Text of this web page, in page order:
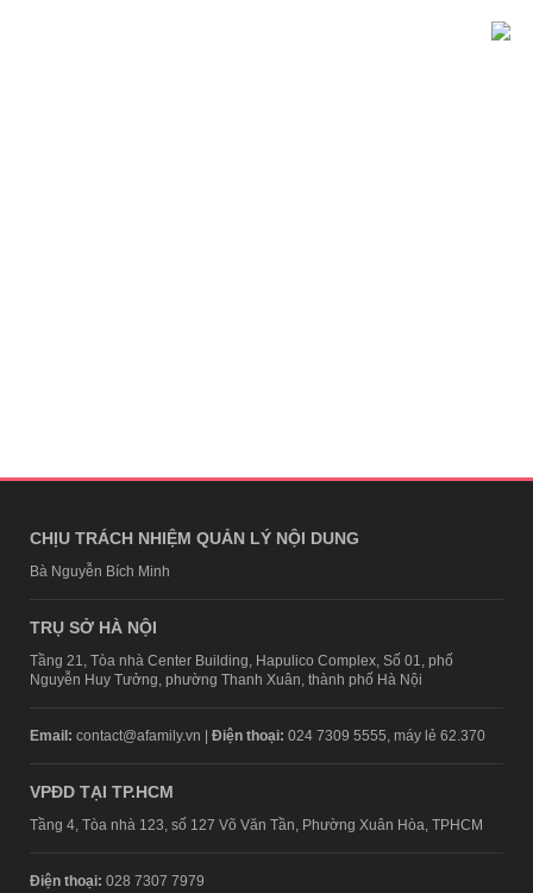
CHỊU TRÁCH NHIỆM QUẢN LÝ NỘI DUNG
Bà Nguyễn Bích Minh
TRỤ SỞ HÀ NỘI
Tầng 21, Tòa nhà Center Building, Hapulico Complex, Số 01, phố
Nguyễn Huy Tưởng, phường Thanh Xuân, thành phố Hà Nội
Email: contact@afamily.vn | Điện thoại: 024 7309 5555, máy lẻ 62.370
VPĐD TẠI TP.HCM
Tầng 4, Tòa nhà 123, số 127 Võ Văn Tần, Phường Xuân Hòa, TPHCM
Điện thoại: 028 7307 7979